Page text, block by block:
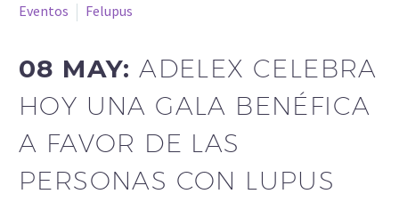
Eventos
Felupus
08 MAY:ADELEX CELEBRA
HOY UNA GALA BENÉFICA
A FAVOR DE LAS
PERSONAS CON LUPUS